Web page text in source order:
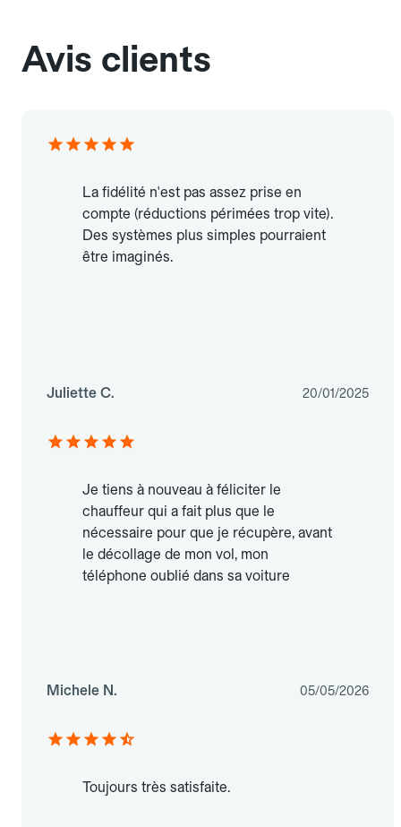
Avis clients
La fidélité n'est pas assez prise en
compte (réductions périmées trop vite).
Des systèmes plus simples pourraient
être imaginés.
Juliette C. 20/01/2025
Je tiens à nouveau à féliciter le
chauffeur qui a fait plus que le
nécessaire pour que je récupère, avant
le décollage de mon vol, mon
téléphone oublié dans sa voiture
Michele N. 05/05/2026
Toujours très satisfaite.